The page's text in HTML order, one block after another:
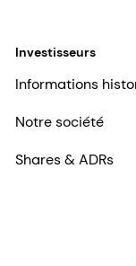
Investisseurs
Informations
Notre société
Shares & ADRs